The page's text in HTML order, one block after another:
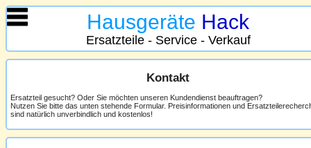
Hausgeräte Hack
Ersatzteile - Service - Verkauf
Kontakt
Ersatzteil gesucht? Oder Sie möchten unseren Kundendienst beauftragen?
Nutzen Sie bitte das unten stehende Formular. Preisinformationen und
sind natürlich unverbindlich und kostenlos!